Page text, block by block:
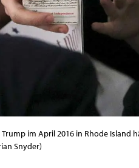
im April 2016 in Rhode Island
Snyder)